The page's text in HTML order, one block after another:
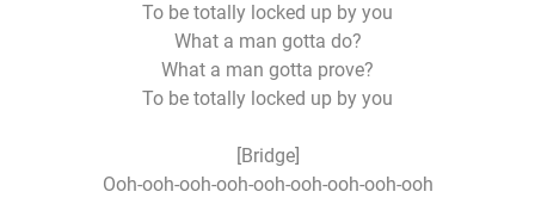
To be totally locked up by you
What a man gotta do?
What a man gotta prove?
To be totally locked up by you
[Bridge]
Ooh-ooh-ooh-ooh-ooh-ooh-ooh-ooh-ooh